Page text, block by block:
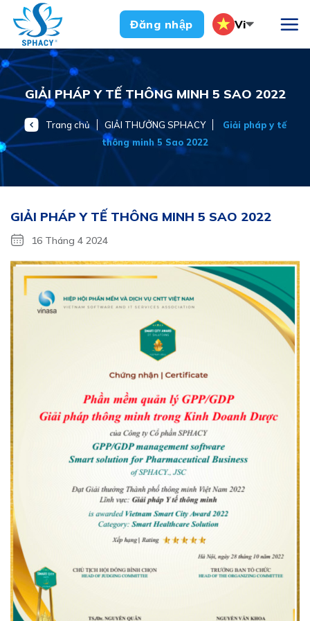
Chuyển
đến
dung
Đăng nhập Vi
GIẢI PHÁP Y TẾ THÔNG MINH 5 SAO 2022
Trang chủ GIẢI THƯỞNG SPHACY
Giải pháp y tế
thông minh 5 Sao 2022
GIẢI PHÁP Y TẾ THÔNG MINH 5 SAO 2022
16 Tháng 4 2024